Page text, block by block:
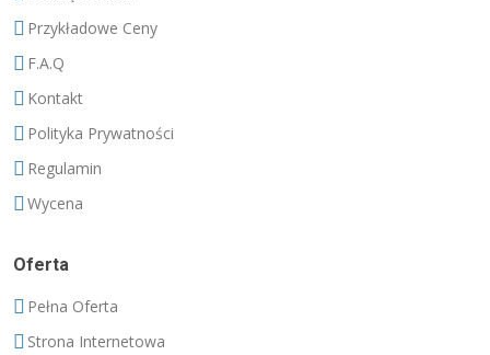
Przykładowe Ceny
F.A.Q
Kontakt
Polityka Prywatności
Regulamin
Wycena
Oferta
Pełna Oferta
Strona Internetowa